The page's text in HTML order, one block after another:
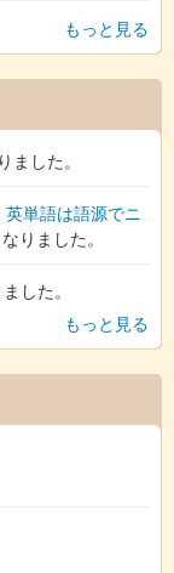
もっと見る
した。
単語は語源でニ
りました。
した。
もっと見る